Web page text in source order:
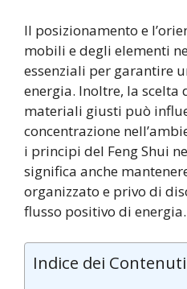
Il posizionamento e
mobili e degli elementi
essenziali per garantire
energia. Inoltre, la scelta
materiali giusti può
concentrazione
i principi del Feng Shui
significa anche
organizzato e privo di
flusso positivo di energia.
Indice dei Contenuti